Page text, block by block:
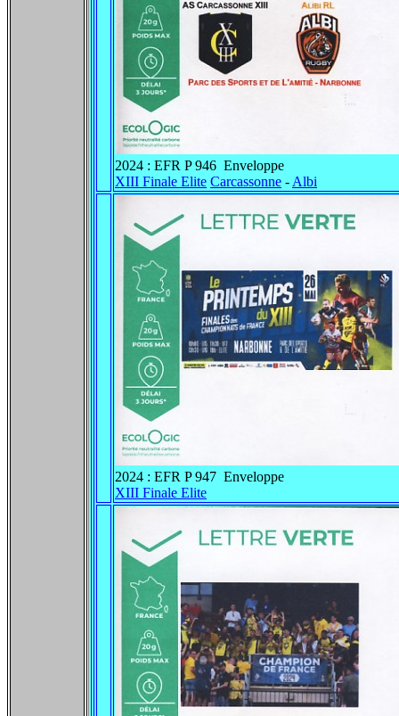
2024 : EFR P 946 Enveloppe
XIII Finale Elite Carcassonne - Albi
2024 : EFR P 947 Enveloppe
XIII Finale Elite